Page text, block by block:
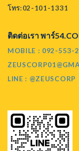
โทร:02-101-1331
ติดต่อเรา พาร์
MOBILE : 092-553-
LINE : @ZEUSCORP